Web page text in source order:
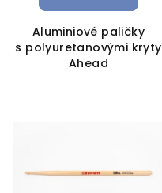
Aluminiové paličky
s polyuretanovými kryty
Ahead